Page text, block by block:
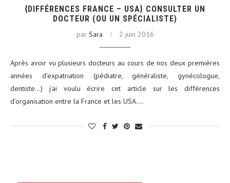
{DIFFÉRENCES FRANCE – USA} CONSULTER UN
DOCTEUR (OU UN SPÉCIALISTE)
par Sara 2 juin 2016
Après avoir vu plusieurs docteurs au cours de nos deux premières
années d’expatriation (pédiatre, généraliste, gynécologue,
dentiste…) j’ai voulu écrire cet article sur les différences
d’organisation entre la France et les USA.…